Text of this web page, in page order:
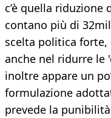
c’è quella
contano più di
scelta politica forte,
anche nel ridurre le
inoltre appare un
formulazione
prevede la